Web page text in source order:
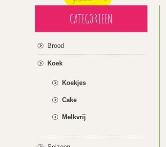
CATEGORIEEN
Brood
Koek
Koekjes
Cake
Melkvrij